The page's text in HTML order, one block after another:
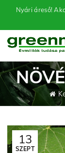
Nyári áreső!
13
SZEPT